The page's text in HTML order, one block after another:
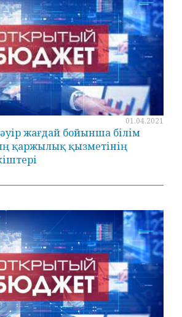
01.04.2021
жағдай бойынша білім
қаржылық қызметінің